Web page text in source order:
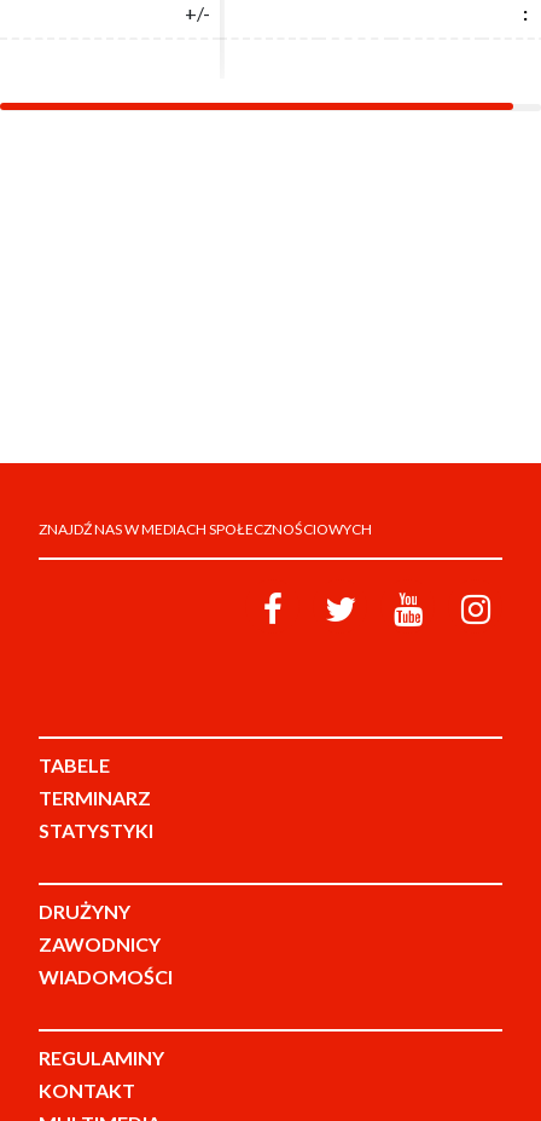
+/- :
+/- :
ZNAJDŹ NAS W MEDIACH SPOŁECZNOŚCIOWYCH
TABELE
TERMINARZ
STATYSTYKI
DRUŻYNY
ZAWODNICY
WIADOMOŚCI
REGULAMINY
KONTAKT